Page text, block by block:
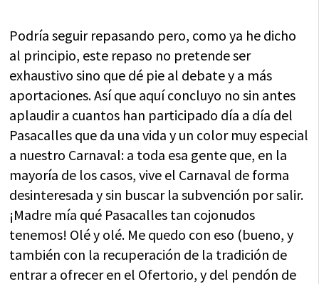
Podría seguir repasando pero, como ya he dicho
al principio, este repaso no pretende ser
exhaustivo sino que dé pie al debate y a más
aportaciones. Así que aquí concluyo no sin antes
aplaudir a cuantos han participado día a día del
Pasacalles que da una vida y un color muy especial
a nuestro Carnaval: a toda esa gente que, en la
mayoría de los casos, vive el Carnaval de forma
desinteresada y sin buscar la subvención por salir.
¡Madre mía qué Pasacalles tan cojonudos
tenemos! Olé y olé. Me quedo con eso (bueno, y
también con la recuperación de la tradición de
entrar a ofrecer en el Ofertorio, y del pendón de